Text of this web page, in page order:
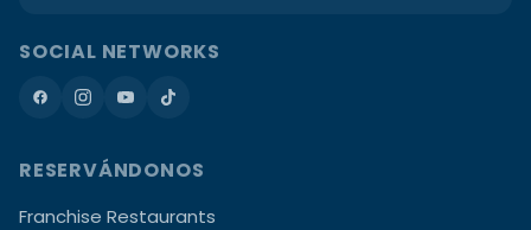
SOCIAL NETWORKS
RESERVÁNDONOS
Franchise Restaurants